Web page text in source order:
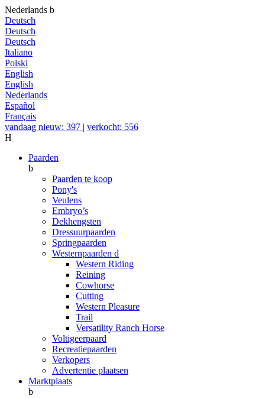
Nederlands b
Deutsch
Deutsch
Deutsch
Italiano
Polski
English
English
Nederlands
Español
Français
vandaag nieuw: 397 | verkocht: 556
H
Paarden
b
Paarden te koop
Pony's
Veulens
Embryo’s
Dekhengsten
Dressuurpaarden
Springpaarden
Westernpaarden d
Western Riding
Reining
Cowhorse
Cutting
Western Pleasure
Trail
Versatility Ranch Horse
Voltigeerpaard
Recreatiepaarden
Verkopers
Advertentie plaatsen
Marktplaats
b